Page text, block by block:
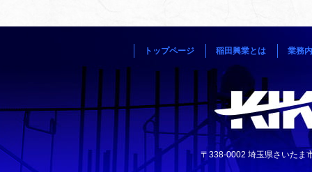
トップページ 稲田興業とは 業務
〒338-0002 埼玉県さいた